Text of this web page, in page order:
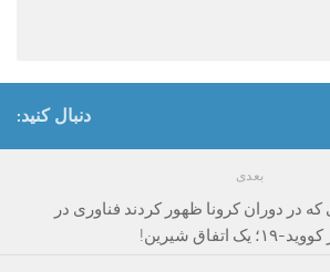
دنبال کنید:
بعدی
در دوران کرونا ظهور کردند فناوری در
۱۹؛ یک اتفاق شیرین!